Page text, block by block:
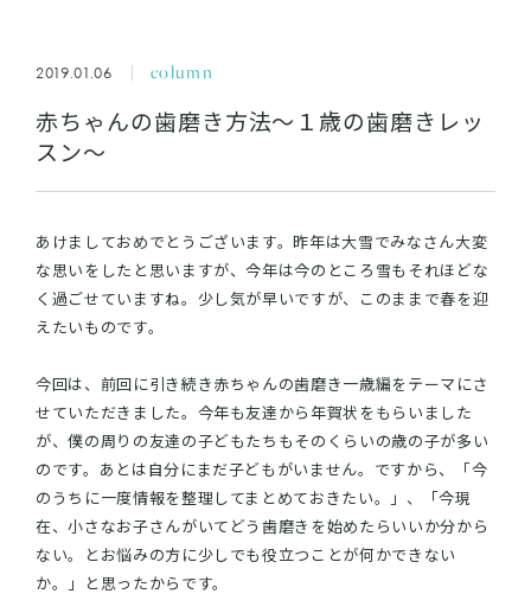
2019.01.06 column
赤ちゃんの歯磨き方法～１歳の歯磨きレッ
スン～
あけましておめでとうございます。昨年は大雪でみなさん大変
な思いをしたと思いますが、今年は今のところ雪もそれほどな
く過ごせていますね。少し気が早いですが、このままで春を迎
えたいものです。
今回は、前回に引き続き赤ちゃんの歯磨き一歳編をテーマにさ
せていただきました。今年も友達から年賀状をもらいました
が、僕の周りの友達の子どもたちもそのくらいの歳の子が多い
のです。あとは自分にまだ子どもがいません。ですから、「今
のうちに一度情報を整理してまとめておきたい。」、「今現
在、小さなお子さんがいてどう歯磨きを始めたらいいか分から
ない。とお悩みの方に少しでも役立つことが何かできない
か。」と思ったからです。